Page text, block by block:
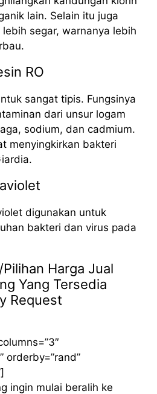
lain. Selain itu juga
segar, warnanya lebih
RO
sangat tipis. Fungsinya
dari unsur logam
sodium, dan cadmium.
menyingkirkan bakteri
digunakan untuk
bakteri dan virus pada
Harga Jual
Yang Tersedia
Request
orderby=”rand”
ingin mulai beralih ke